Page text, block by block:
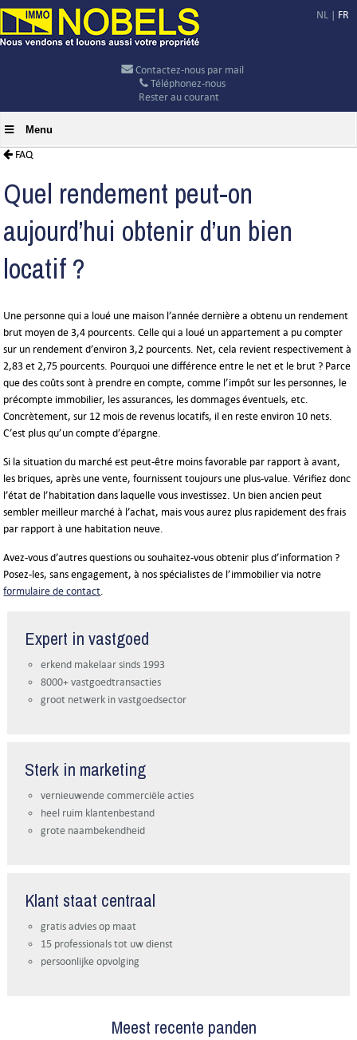
NL | FR
Contactez-nous par mail
Téléphonez-nous
Rester au courant
Menu
FAQ
Quel rendement peut-on
aujourd’hui obtenir d’un bien
locatif ?
Une personne qui a loué une maison l’année dernière a obtenu un rendement
brut moyen de 3,4 pourcents. Celle qui a loué un appartement a pu compter
sur un rendement d’environ 3,2 pourcents. Net, cela revient respectivement à
2,83 et 2,75 pourcents. Pourquoi une différence entre le net et le brut ? Parce
que des coûts sont à prendre en compte, comme l’impôt sur les personnes, le
précompte immobilier, les assurances, les dommages éventuels, etc.
Concrètement, sur 12 mois de revenus locatifs, il en reste environ 10 nets.
C’est plus qu’un compte d’épargne.
Si la situation du marché est peut-être moins favorable par rapport à avant,
les briques, après une vente, fournissent toujours une plus-value. Vérifiez donc
l’état de l’habitation dans laquelle vous investissez. Un bien ancien peut
sembler meilleur marché à l’achat, mais vous aurez plus rapidement des frais
par rapport à une habitation neuve.
Avez-vous d’autres questions ou souhaitez-vous obtenir plus d’information ?
Posez-les, sans engagement, à nos spécialistes de l’immobilier via notre
formulaire de contact.
Expert in vastgoed
erkend makelaar sinds 1993
8000+ vastgoedtransacties
groot netwerk in vastgoedsector
Sterk in marketing
vernieuwende commerciële acties
heel ruim klantenbestand
grote naambekendheid
Klant staat centraal
gratis advies op maat
15 professionals tot uw dienst
persoonlijke opvolging
Meest recente panden